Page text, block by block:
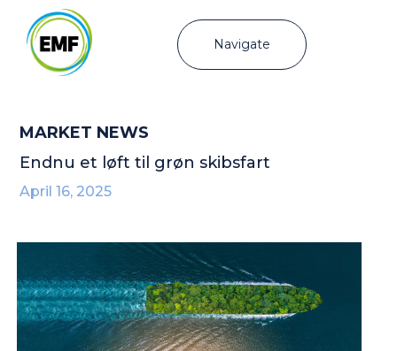
Navigate
MARKET NEWS
Endnu et løft til grøn skibsfart
April 16, 2025